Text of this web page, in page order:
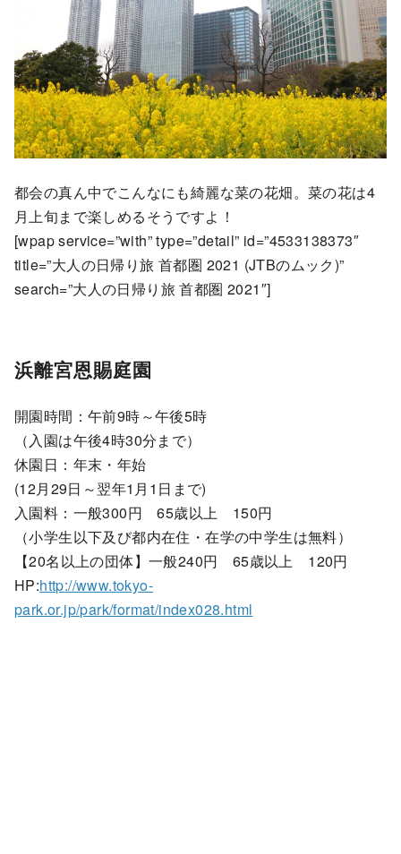
都会の真ん中でこんなにも綺麗な菜の花畑。菜の花は4
月上旬まで楽しめるそうですよ！
[wpap service=”with” type=”detail” id=”4533138373″
title=”大人の日帰り旅 首都圏 2021 (JTBのムック)”
search=”大人の日帰り旅 首都圏 2021″]
浜離宮恩賜庭園
開園時間：午前9時～午後5時
（入園は午後4時30分まで）
休園日：年末・年始
(12月29日～翌年1月1日まで)
入園料：一般300円 65歳以上 150円
（小学生以下及び都内在住・在学の中学生は無料）
【20名以上の団体】一般240円 65歳以上 120円
HP:http://www.tokyo-
park.or.jp/park/format/index028.html